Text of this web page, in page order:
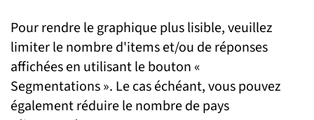
Pour rendre le graphique plus lisible, veuillez
limiter le nombre d'items et/ou de réponses
affichées en utilisant le bouton «
Segmentations ». Le cas échéant, vous pouvez
également réduire le nombre de pays